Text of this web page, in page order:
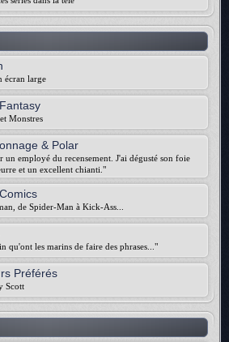
écran large
Monstres
& Polar
un employé du recensement. J'ai dégusté son foie
et un excellent chianti."
de Spider-Man à Kick-Ass...
qu'ont les marins de faire des phrases..."
Préférés
Scott